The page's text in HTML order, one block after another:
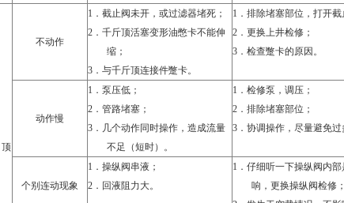
顶
不动作
1． 截止阀未开，或过滤器堵死；
2． 千斤顶活塞变形油憋卡不能伸
缩；
3． 与千斤顶连接件蹩卡。
1． 排除堵塞部位，打开截
2． 更换上井检修；
3． 检查蹩卡的原因。
动作慢
1． 泵压低；
2． 管路堵塞；
3． 几个动作同时操作，造成流量
不足（短时）。
1． 检修泵，调压；
2． 排除堵塞部位；
3． 协调操作，尽量避免过
个别连动现象
1． 操纵阀串液；
2． 回液阻力大。
1． 仔细听一下操纵阀内
响，更换操纵阀检修；